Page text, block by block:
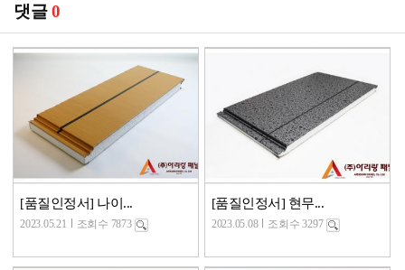
댓글0
[품질인정서] 나이...
2023.05.21 조회수 7873
[품질인정서] 현무...
2023.05.08 조회수 3297